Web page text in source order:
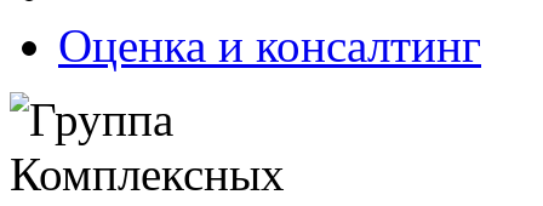
Оценка и консалтинг